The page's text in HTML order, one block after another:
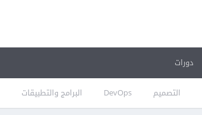
التصميم DevOps البرامج والتطبيقات
دورات